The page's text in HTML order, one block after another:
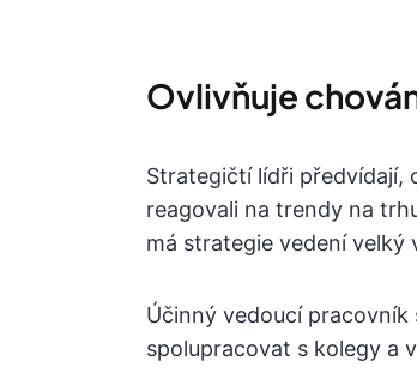
Ovlivňuje
Strategičtí lídři předvídají,
reagovali na trendy na
má strategie vedení velký
Účinný vedoucí
spolupracovat s kolegy a